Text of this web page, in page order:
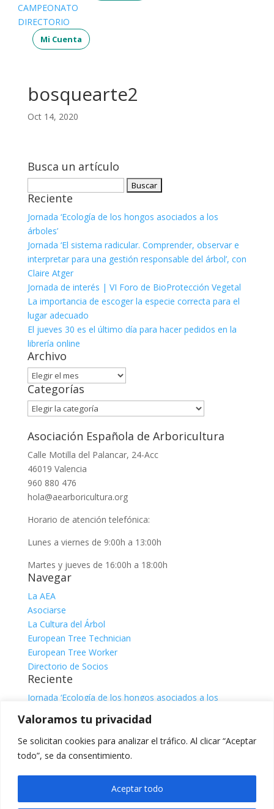
Valoramos tu privacidad
Se solicitan cookies para analizar el tráfico. Al clicar “Aceptar
todo”, se da consentimiento.
Aceptar todo
CAMPEONATO
DIRECTORIO
Mi Cuenta
bosquearte2
Oct 14, 2020
Busca un artículo
Reciente
Jornada ‘Ecología de los hongos asociados a los
árboles’
Jornada ‘El sistema radicular. Comprender, observar e
interpretar para una gestión responsable del árbol’, con
Claire Atger
Jornada de interés | VI Foro de BioProtección Vegetal
La importancia de escoger la especie correcta para el
lugar adecuado
El jueves 30 es el último día para hacer pedidos en la
librería online
Archivo
Archivo
Categorías
Categorías
Asociación Española de Arboricultura
Calle Motilla del Palancar, 24-Acc
46019 Valencia
960 880 476
hola@aearboricultura.org
Horario de atención telefónica:
Lunes a viernes de 9:00h a 13:00h
Martes y jueves de 16:00h a 18:00h
Navegar
La AEA
Asociarse
La Cultura del Árbol
European Tree Technician
European Tree Worker
Directorio de Socios
Reciente
Jornada ‘Ecología de los hongos asociados a los
Jornada ‘El sistema radicular. Comprender, observar e
interpretar para una gestión responsable del árbol’, con
Claire Atger julio 31, 2026
Facebook